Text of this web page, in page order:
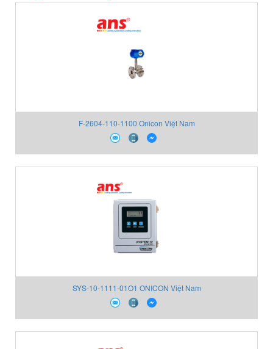
F-2604-110-1100 Onicon Việt Nam
SYS-10-1111-01O1 ONICON Việt Nam